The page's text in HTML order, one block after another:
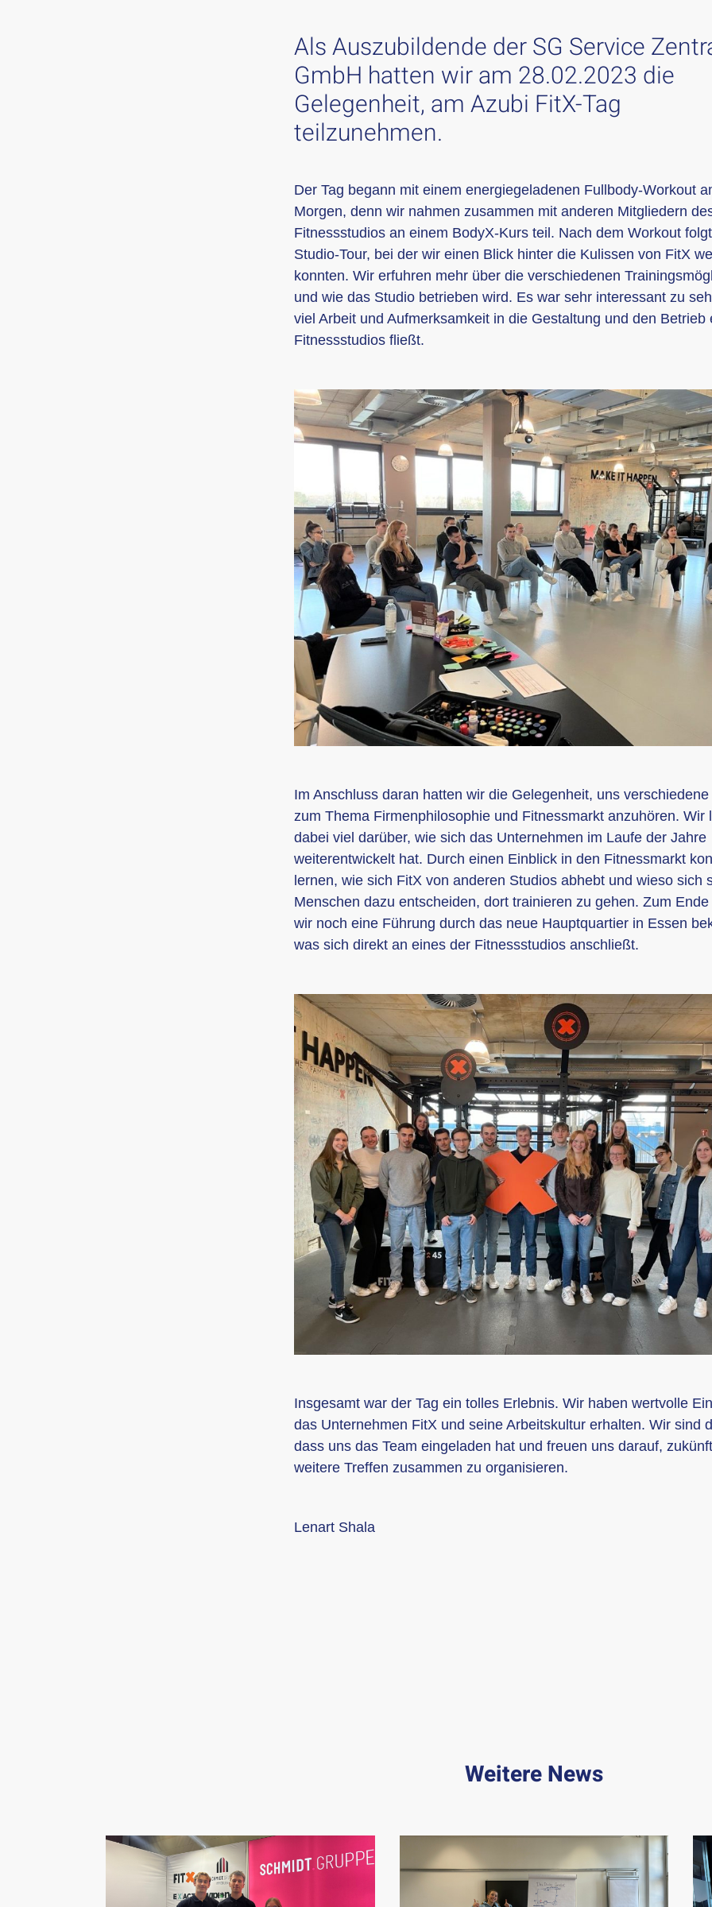
Als Auszubildende der SG Service
GmbH hatten wir am 28.02.2023 die
Gelegenheit, am Azubi FitX-Tag
teilzunehmen.
Der Tag begann mit einem energiegeladenen Fullbody-Workout
Morgen, denn wir nahmen zusammen mit anderen Mitgliedern
Fitnessstudios an einem BodyX-Kurs teil. Nach dem Workout
Studio-Tour, bei der wir einen Blick hinter die Kulissen von FitX
konnten. Wir erfuhren mehr über die verschiedenen
und wie das Studio betrieben wird. Es war sehr interessant zu
viel Arbeit und Aufmerksamkeit in die Gestaltung und den Betrieb
Fitnessstudios fließt.
Im Anschluss daran hatten wir die Gelegenheit, uns verschiedene
zum Thema Firmenphilosophie und Fitnessmarkt anzuhören. Wir
dabei viel darüber, wie sich das Unternehmen im Laufe der Jahre
weiterentwickelt hat. Durch einen Einblick in den Fitnessmarkt
lernen, wie sich FitX von anderen Studios abhebt und wieso sich
Menschen dazu entscheiden, dort trainieren zu gehen. Zum
wir noch eine Führung durch das neue Hauptquartier in Essen
was sich direkt an eines der Fitnessstudios anschließt.
Insgesamt war der Tag ein tolles Erlebnis. Wir haben wertvolle
das Unternehmen FitX und seine Arbeitskultur erhalten. Wir sind
dass uns das Team eingeladen hat und freuen uns darauf,
weitere Treffen zusammen zu organisieren.
Lenart Shala
Weitere News